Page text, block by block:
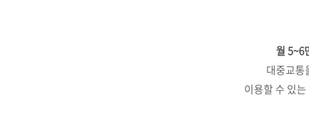
월 5~6
대중교통
이용할 수 있